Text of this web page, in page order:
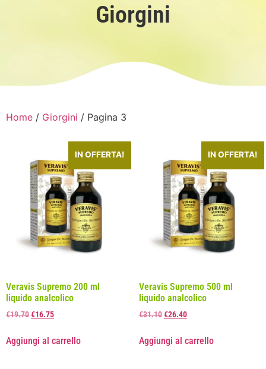
Giorgini
Home / Giorgini / Pagina 3
IN OFFERTA!
Veravis Supremo 200 ml
liquido analcolico
€19.70€16.75
Aggiungi al carrello
IN OFFERTA!
Veravis Supremo 500 ml
liquido analcolico
€31.10€26.40
Aggiungi al carrello